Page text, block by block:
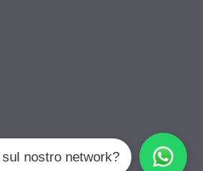
nostro network?